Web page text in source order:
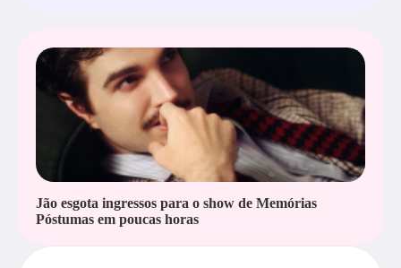
Jão esgota ingressos para o show de Memórias
Póstumas em poucas horas